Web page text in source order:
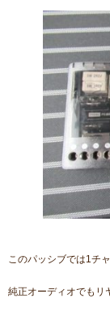
このパッシブでは1チ
純正オーディオでもリ